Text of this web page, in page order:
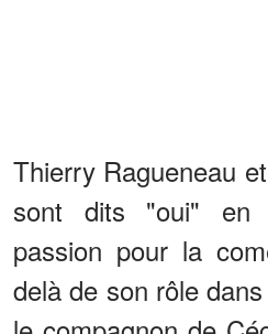
Thierry Ragueneau
sont dits "oui" en
passion pour la
delà de son rôle